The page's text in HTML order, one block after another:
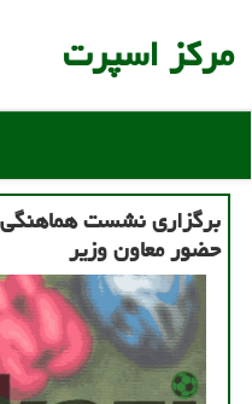
مركز اسپرت
برگزاری نشست هماهنگی
حضور معاون وزیر